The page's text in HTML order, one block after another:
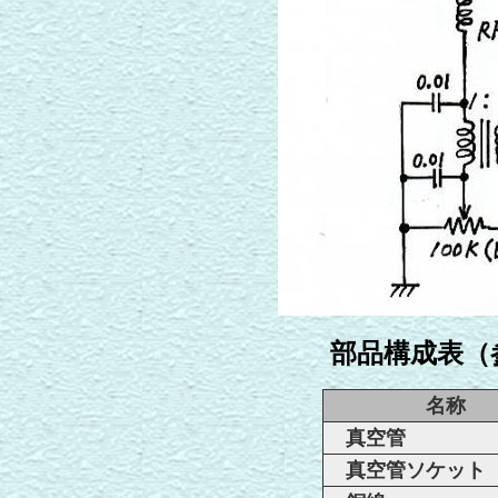
部品構成表
名称
真空管
真空管ソケット